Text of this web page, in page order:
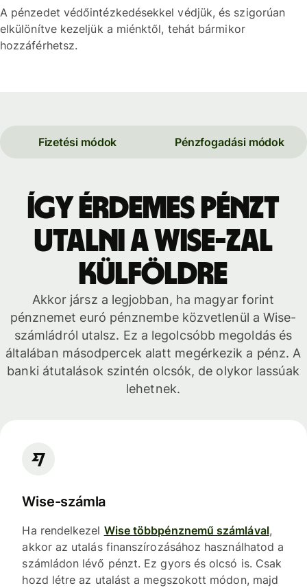
A pénzedet védőintézkedésekkel védjük, és szigorúan
elkülönítve kezeljük a miénktől, tehát bármikor
hozzáférhetsz.
Fizetési módok Pénzfogadási módok
Így érdemes pénzt
utalni a Wise-zal
külföldre
Akkor jársz a legjobban, ha magyar forint
pénznemet euró pénznembe közvetlenül a Wise-
számládról utalsz. Ez a legolcsóbb megoldás és
általában másodpercek alatt megérkezik a pénz. A
banki átutalások szintén olcsók, de olykor lassúak
lehetnek.
Wise-számla
Ha rendelkezel Wise többpénznemű számlával,
akkor az utalás finanszírozásához használhatod a
számládon lévő pénzt. Ez gyors és olcsó is. Csak
hozd létre az utalást a megszokott módon, majd